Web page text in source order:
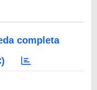
completa